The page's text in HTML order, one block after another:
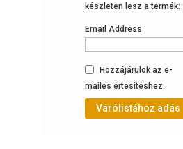
készleten lesz a termék:
Email Address
Hozzájárulok az e-
mailes értesítéshez.
Várólistához adás